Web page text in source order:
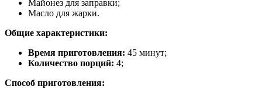
Майонез для заправки;
Масло для жарки.
Общие характеристики:
Время приготовления: 45 минут;
Количество порций: 4;
Способ приготовления: